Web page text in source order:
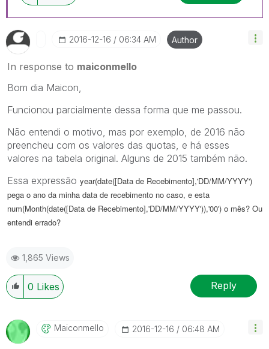
‎2016-12-16 06:34 AM Author
In response to maiconmello
Bom dia Maicon,
Funcionou parcialmente dessa forma que me passou.
Não entendi o motivo, mas por exemplo, de 2016 não
preencheu com os valores das quotas, e há esses
valores na tabela original. Alguns de 2015 também não.
Essa expressão year(date([Data de Recebimento],'DD/MM/YYYY')
pega o ano da minha data de recebimento no caso, e esta
num(Month(date([Data de Recebimento],'DD/MM/YYYY')),'00') o mês? Ou
entendi errado?
1,865 Views
0 Likes Reply
Maiconmello ‎2016-12-16 06:48 AM